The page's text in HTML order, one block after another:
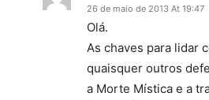
26 de maio de 2013 At 19:47
Olá.
As chaves para lidar
quaisquer outros
a Morte Mística e a